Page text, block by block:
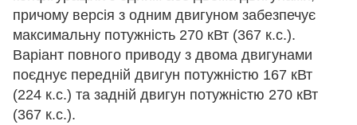
причому версія з одним двигуном забезпечує
максимальну потужність 270 кВт (367 к.с.).
Варіант повного приводу з двома двигунами
поєднує передній двигун потужністю 167 кВт
(224 к.с.) та задній двигун потужністю 270 кВт
(367 к.с.).